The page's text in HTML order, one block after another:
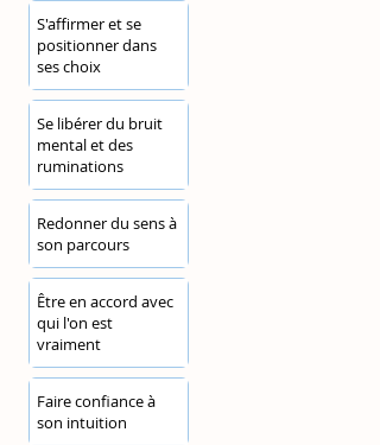
S'affirmer et se
positionner dans
ses choix
Se libérer du bruit
mental et des
ruminations
Redonner du sens à
son parcours
Être en accord avec
qui l'on est
vraiment
Faire confiance à
son intuition